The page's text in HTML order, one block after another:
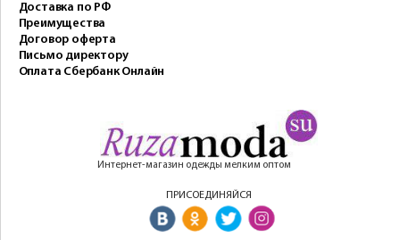
Доставка по РФ
Преимущества
Договор оферта
Письмо директору
Оплата Сбербанк Онлайн
Интернет-магазин одежды мелким оптом
ПРИСОЕДИНЯЙСЯ